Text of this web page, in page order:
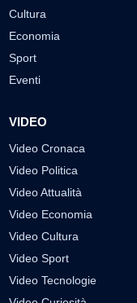
Cultura
Economia
Sport
Eventi
VIDEO
Video Cronaca
Video Politica
Video Attualità
Video Economia
Video Cultura
Video Sport
Video Tecnologie